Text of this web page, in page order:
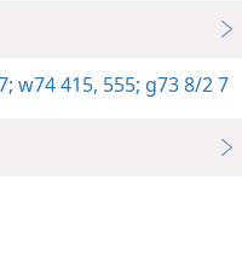
w74 415, 555; g73 8/2 7